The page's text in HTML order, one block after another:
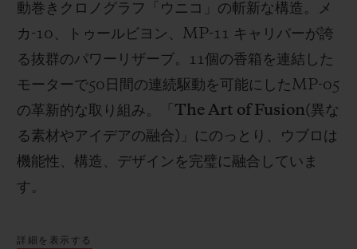
動巻きクロノグラフ「ウニコ」の斬新な構造。メ
カ -10 、トゥールビヨン、 MP-11 キャリバーが誇
る抜群のパワーリザーブ。 11個の香箱を連結した
モーターで50 日間の連続駆動を可能にしたMP-05
の革新的な取り組み。「 The Art of Fusion(異な
る素材やアイデアの融合) 」にのっとり、ウブロは
機能性、構造、デザインを完璧に融合していま
す。
詳細を表示する